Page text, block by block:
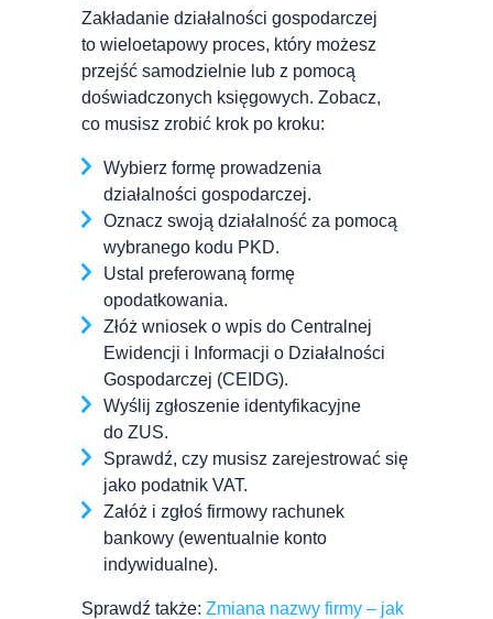
Zakładanie działalności gospodarczej
to wieloetapowy proces, który możesz
przejść samodzielnie lub z pomocą
doświadczonych księgowych. Zobacz,
co musisz zrobić krok po kroku:
Wybierz formę prowadzenia
działalności gospodarczej.
Oznacz swoją działalność za pomocą
wybranego kodu PKD.
Ustal preferowaną formę
opodatkowania.
Złóż wniosek o wpis do Centralnej
Ewidencji i Informacji o Działalności
Gospodarczej (CEIDG).
Wyślij zgłoszenie identyfikacyjne
do ZUS.
Sprawdź, czy musisz zarejestrować się
jako podatnik VAT.
Załóż i zgłoś firmowy rachunek
bankowy (ewentualnie konto
indywidualne).
Sprawdź także: Zmiana nazwy firmy – jak